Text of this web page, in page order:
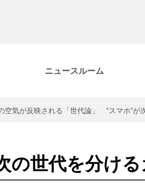
ニュースルーム
空気が反映される「世代論」 “スマホ”が
の世代を分ける